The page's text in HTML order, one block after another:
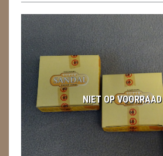
GEODE 'S / STANDAARDS
GESLEPEN STENEN
HANGERS
HARTEN
HUISREINIGING
NIET OP VOORRAAD